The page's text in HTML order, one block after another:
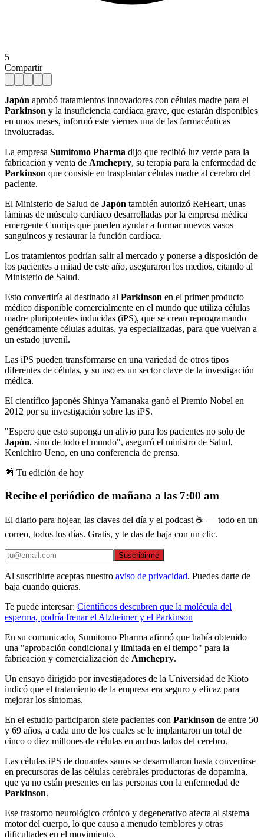
5
Compartir
Japón aprobó tratamientos innovadores con células madre para el
Parkinson y la insuficiencia cardíaca grave, que estarán disponibles
en unos meses, informó este viernes una de las farmacéuticas
involucradas.
La empresa Sumitomo Pharma dijo que recibió luz verde para la
fabricación y venta de Amchepry, su terapia para la enfermedad de
Parkinson que consiste en trasplantar células madre al cerebro del
paciente.
El Ministerio de Salud de Japón también autorizó ReHeart, unas
láminas de músculo cardíaco desarrolladas por la empresa médica
emergente Cuorips que pueden ayudar a formar nuevos vasos
sanguíneos y restaurar la función cardíaca.
Los tratamientos podrían salir al mercado y ponerse a disposición de
los pacientes a mitad de este año, aseguraron los medios, citando al
Ministerio de Salud.
Esto convertiría al destinado al Parkinson en el primer producto
médico disponible comercialmente en el mundo que utiliza células
madre pluripotentes inducidas (iPS), que se crean reprogramando
genéticamente células adultas, ya especializadas, para que vuelvan a
un estado juvenil.
Las iPS pueden transformarse en una variedad de otros tipos
diferentes de células, y su uso es un sector clave de la investigación
médica.
El científico japonés Shinya Yamanaka ganó el Premio Nobel en
2012 por su investigación sobre las iPS.
"Espero que esto suponga un alivio para los pacientes no solo de
Japón, sino de todo el mundo", aseguró el ministro de Salud,
Kenichiro Ueno, en una conferencia de prensa.
📰 Tu edición de hoy
Recibe el periódico de mañana a las 7:00 am
El diario para hojear, las claves del día y el podcast ☕ — todo en un
correo, todos los días. Gratis, y te das de baja con un clic.
Suscribirme
Al suscribirte aceptas nuestro aviso de privacidad. Puedes darte de
baja cuando quieras.
Te puede interesar: Científicos descubren que la molécula del
esperma, podría frenar el Alzheimer y el Parkinson
En su comunicado, Sumitomo Pharma afirmó que había obtenido
una "aprobación condicional y limitada en el tiempo" para la
fabricación y comercialización de Amchepry.
Un ensayo dirigido por investigadores de la Universidad de Kioto
indicó que el tratamiento de la empresa era seguro y eficaz para
mejorar los síntomas.
En el estudio participaron siete pacientes con Parkinson de entre 50
y 69 años, a cada uno de los cuales se le implantaron un total de
cinco o diez millones de células en ambos lados del cerebro.
Las células iPS de donantes sanos se desarrollaron hasta convertirse
en precursoras de las células cerebrales productoras de dopamina,
que ya no están presentes en las personas con la enfermedad de
Parkinson.
Ese trastorno neurológico crónico y degenerativo afecta al sistema
motor del cuerpo, lo que causa a menudo temblores y otras
dificultades en el movimiento.